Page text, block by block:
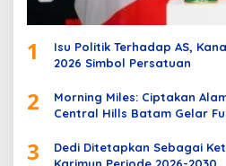
1
Isu Politik Terhadap AS,
2026 Simbol Persatuan
2
Morning Miles: Ciptakan
Central Hills Batam Gelar
3
Dedi Ditetapkan Sebagai